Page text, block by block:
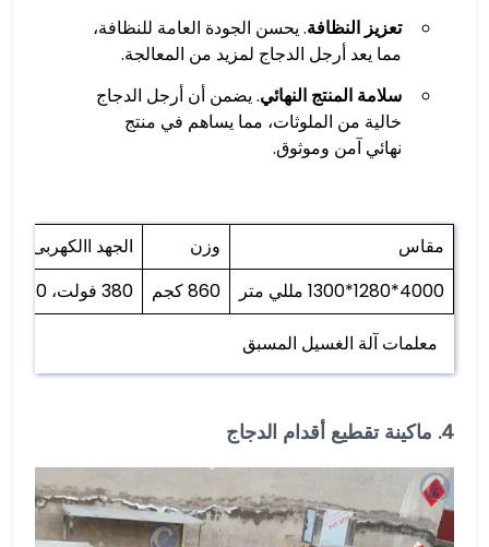
تعزيز النظافة. يحسن الجودة العامة للنظافة،
مما يعد أرجل الدجاج لمزيد من المعالجة.
سلامة المنتج النهائي. يضمن أن أرجل الدجاج
خالية من الملوثات، مما يساهم في منتج
نهائي آمن وموثوق.
مقاس وزن
الجهد االكهربى
4000*1280*1300 مللي متر
860 كجم 380 فولت، 50 هرتز
معلمات آلة الغسيل المسبق
4. ماكينة تقطيع أقدام الدجاج